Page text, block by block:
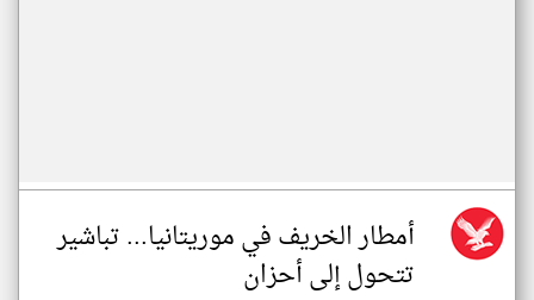
أمطار الخريف في موريتانيا... تباشير
تتحول إلى أحزان